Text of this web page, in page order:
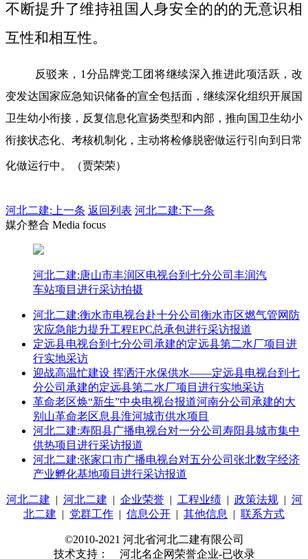
不断提升了维持祖国人身安全的的的无意识相
互性和相互性。
反驳来，1分品牌党工团将继续深入推进此项活跃，改
变发达国家应急知识储备的宣全包括面，继续深化组织开展国
卫生幼小衔接，反复信息化宣扬类型和内部，推向国卫生幼小
衔接状态化、考核机制化，主动将检修脱密做运行引向到日常
化做运行中。（贾荣荣）
河北二建: 上一条 返回列表 河北二建:下一条
媒介整合 Media focus
河北二建:唐山市丰润区电视台到七分公司丰润汽
车站项目进行采访拍摄
河北二建:衡水市电视台赴十分公司衡水市区燃气管网防
灾应急能力提升工程EPC总承包进行采访报道
定远县电视台到七分公司承建的定远县第二水厂项目进
行实地采访
迎战高温忙建设 挥洒汗水保供水——定远县电视台到七
分公司承建的定远县第二水厂项目进行实地采访
革命老区焕“新生”中央电视台报道河南分公司承建的大
别山革命老区息县淮河城市供水项目
河北二建:寿阳县广播电视台对一分公司寿阳县城市集中
供热项目进行采访报道
河北二建:张家口市广播电视台对五分公司张北数字经济
产业孵化基地项目进行采访报道
河北二建 | 河北二建 | 企业荣誉| 工程业绩| 政策法规| 河
北二建 | 党群工作 | 信息公开 | 其他信息 | 联系方式
©2010-2021 河北省河北二建有限公司
技术支持： 河北名企网荣誉企业-已收录